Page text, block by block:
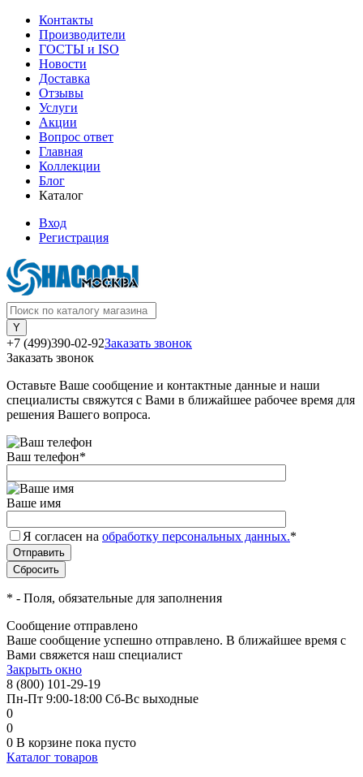
Контакты
Производители
ГОСТЫ и ISO
Новости
Доставка
Отзывы
Услуги
Акции
Вопрос ответ
Главная
Коллекции
Блог
Каталог
Вход
Регистрация
+7 (499)390-02-92Заказать звонок
Заказать звонок
Оставьте Ваше сообщение и контактные данные и наши
специалисты свяжутся с Вами в ближайшее рабочее время для
решения Вашего вопроса.
Ваш телефон*
Ваше имя
Я согласен на обработку персональных данных.*
* - Поля, обязательные для заполнения
Сообщение отправлено
Ваше сообщение успешно отправлено. В ближайшее время с
Вами свяжется наш специалист
Закрыть окно
8 (800) 101-29-19
Пн-Пт 9:00-18:00 Сб-Вс выходные
0
0
0 В корзине пока пусто
Каталог товаров